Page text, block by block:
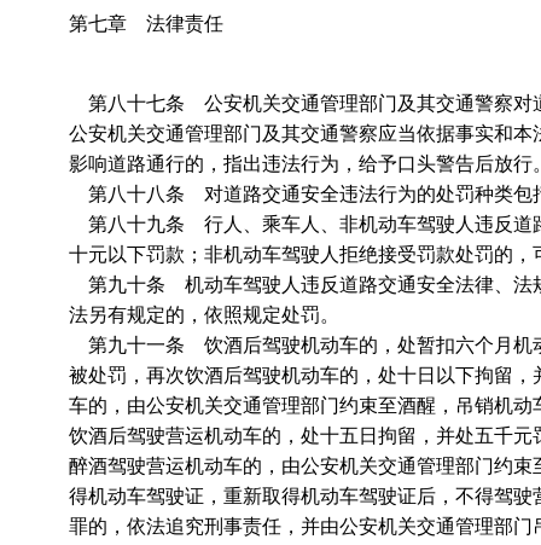
第七章 法律责任
第八十七条 公安机关交通管理部门及其交通警察对
公安机关交通管理部门及其交通警察应当依据事实和
影响道路通行的，指出违法行为，给予口头警告后放行
第八十八条 对道路交通安全违法行为的处罚种类包
第八十九条 行人、乘车人、非机动车驾驶人违反道
十元以下罚款；非机动车驾驶人拒绝接受罚款处罚的，
第九十条 机动车驾驶人违反道路交通安全法律、法
法另有规定的，依照规定处罚。
第九十一条 饮酒后驾驶机动车的，处暂扣六个月机
被处罚，再次饮酒后驾驶机动车的，处十日以下拘留
车的，由公安机关交通管理部门约束至酒醒，吊销机
饮酒后驾驶营运机动车的，处十五日拘留，并处五千
醉酒驾驶营运机动车的，由公安机关交通管理部门约
得机动车驾驶证，重新取得机动车驾驶证后，不得驾
罪的，依法追究刑事责任，并由公安机关交通管理部